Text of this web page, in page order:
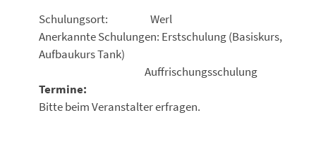
Schulungsort: Werl
Anerkannte Schulungen: Erstschulung (Basiskurs,
Aufbaukurs Tank)
Auffrischungsschulung
Termine:
Bitte beim Veranstalter erfragen.